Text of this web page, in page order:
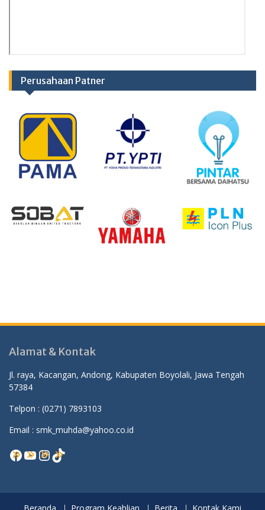
Perusahaan Patner
Alamat & Kontak
Jl. raya, Kacangan, Andong, Kabupaten Boyolali, Jawa Tengah
57384
Telpon : (0271) 7893103
Email : smk_muhda@yahoo.co.id
Facebook
YouTube
Instagram
TikTok